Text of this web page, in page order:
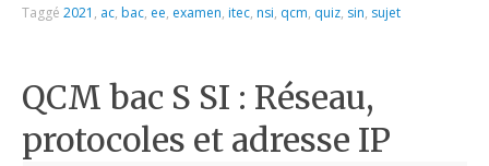
Taggé2021 , ac, bac, ee, examen, itec, nsi, qcm, quiz, sin, sujet
QCM bac S SI : Réseau,
protocoles et adresse IP